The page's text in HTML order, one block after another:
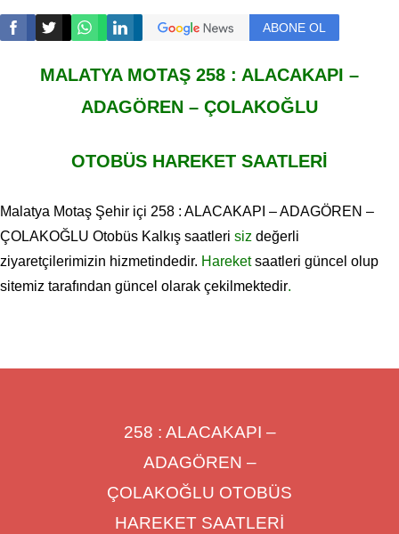
ABONE OL
MALATYA MOTAŞ 258 : ALACAKAPI –
ADAGÖREN – ÇOLAKOĞLU
OTOBÜS HAREKET SAATLERİ
Malatya Motaş Şehir içi 258 : ALACAKAPI – ADAGÖREN –
ÇOLAKOĞLU Otobüs Kalkış saatleri siz değerli
ziyaretçilerimizin hizmetindedir. Hareketsaatleri güncel olup
sitemiz tarafından güncel olarak çekilmektedir.
258 : ALACAKAPI –
ADAGÖREN –
ÇOLAKOĞLU OTOBÜS
HAREKET SAATLERİ